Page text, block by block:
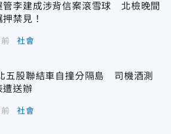
管李建成涉背信案滾雪球 北檢晚間
禁見！
社會
五股聯結車自撞分隔島 司機酒測
遭送辦
社會